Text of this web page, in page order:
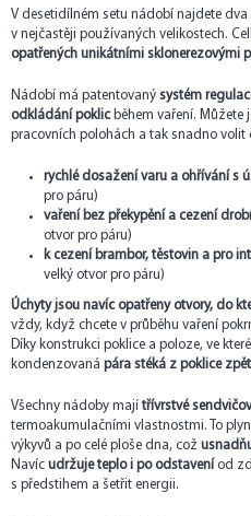
V desetidílném setu nádobí najdete
v nejčastěji používaných velikostech.
opatřených unikátními sklonerezovými
Nádobí má patentovaný systém
odkládání poklicběhem vaření. Můžete
pracovních polohách a tak snadno volit
rychlé dosažení varu a ohřívání s
pro páru)
vaření bez překypění a cezení
otvor pro páru)
k cezení brambor, těstovin a pro
velký otvor pro páru)
Úchyty jsou navíc opatřeny otvory, do
vždy, když chcete v průběhu vaření
Díky konstrukci poklice a poloze, ve
kondenzovaná pára stéká z poklice
Všechny nádoby majítřívrstvé
termoakumulačními vlastnostmi. To
výkyvů a po celé ploše dna, což
Navíc udržuje teplo i po odstavení od
s předstihem a šetřit energii.